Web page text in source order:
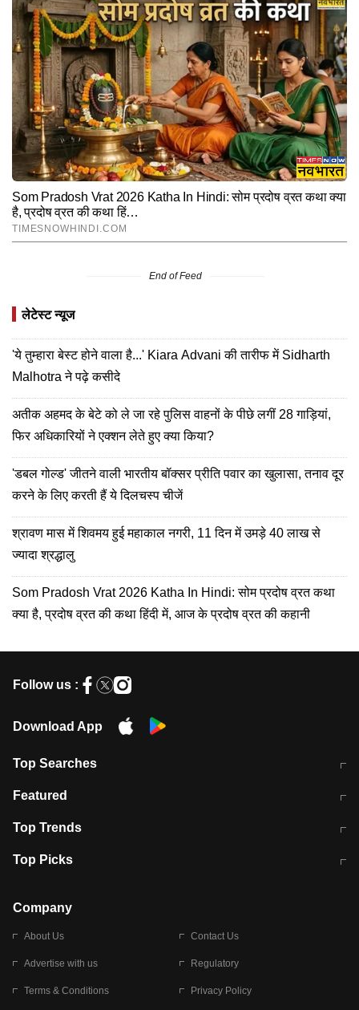
End of Feed
लेटेस्ट न्यूज
'ये तुम्हारा बेस्ट होने वाला है...' Kiara Advani की तारीफ में Sidharth
Malhotra ने पढ़े कसीदे
अतीक अहमद के बेटे को ले जा रहे पुलिस वाहनों के पीछे लगीं 28 गाड़ियां,
फिर अधिकारियों ने एक्शन लेते हुए क्या किया?
'डबल गोल्ड' जीतने वाली भारतीय बॉक्सर प्रीति पवार का खुलासा, तनाव दूर
करने के लिए करती हैं ये दिलचस्प चीजें
श्रावण मास में शिवमय हुई महाकाल नगरी, 11 दिन में उमड़े 40 लाख से
ज्यादा श्रद्धालु
Som Pradosh Vrat 2026 Katha In Hindi: सोम प्रदोष व्रत कथा
क्या है, प्रदोष व्रत की कथा हिंदी में, आज के प्रदोष व्रत की कहानी
Follow us :
Download App
Top Searches
मुंबई में लगे 'जेन जी' के पोस्टर, लिखा- 'मैं
Featured
10 अगस्त को विधानसभा का घेराव करेंगे
Top Trends
RBI का नया नियम: अब बैंकों को अपनी सभी
Top Picks
बारिश की चेतावनी
Company
About Us Contact Us
Advertise with us Regulatory
Terms & Conditions Privacy Policy